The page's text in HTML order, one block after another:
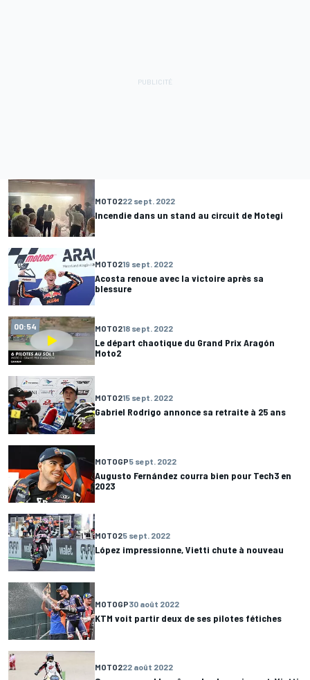
MOTO222 sept. 2022
Incendie dans un stand au circuit de Motegi
MOTO219 sept. 2022
Acosta renoue avec la victoire après sa
blessure
00:54 MOTO218 sept. 2022
Le départ chaotique du Grand Prix Aragón
Moto2
MOTO215 sept. 2022
Gabriel Rodrigo annonce sa retraite à 25 ans
MOTOGP5 sept. 2022
Augusto Fernández courra bien pour Tech3 en
2023
MOTO25 sept. 2022
López impressionne, Vietti chute à nouveau
MOTOGP30 août 2022
KTM voit partir deux de ses pilotes fétiches
MOTO222 août 2022